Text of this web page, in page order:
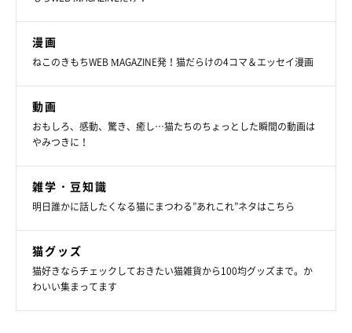
漫画
ねこのきもちWEB MAGAZINE発！猫だらけの4コマ＆エッセイ漫画
動画
おもしろ、感動、驚き、癒し…猫たちのちょっとした瞬間の動画は
やみつきに！
雑学・豆知識
明日誰かに話したくなる猫にまつわる”あれこれ”ネタはこちら
猫グッズ
猫好きならチェックしておきたい猫雑貨から100均グッズまで。か
わいい集まってます